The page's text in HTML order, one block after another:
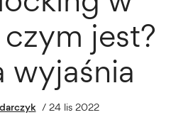
jest?
wyjaśnia
/ 24 lis 2022